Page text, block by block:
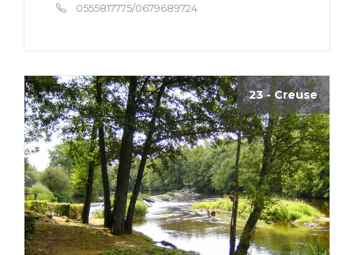
0555817775/0679689724
23 - Creuse